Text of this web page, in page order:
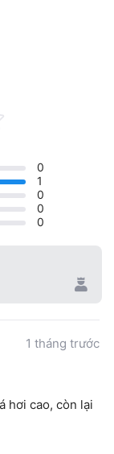
0
1
0
0
0
1 tháng trước
hơi cao, còn lại